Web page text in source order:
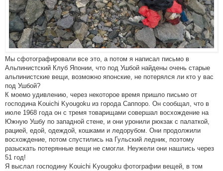
Мы сфотографировали все это, а потом я написал письмо в
Альпинистский Клуб Японии, что под Ушбой найдены очень старые
альпинистские вещи, возможно японские, не потерялся ли кто у вас
под Ушбой?
К моемо удивлению, через некоторое время пришло письмо от
господина Kouichi Kyougoku из города Саппоро. Он сообщал, что в
июле 1968 года он с тремя товарищами совершал восхождение на
Южную Ушбу по западной стене, и они уронили рюкзак с палаткой,
рацией, едой, одеждой, кошками и ледорубом. Они продолжили
восхождение, потом спустились на Гульский ледник, поэтому
разыскать потерянные вещи не смогли. Неужели они нашлись через
51 год!
Я выслал господину Kouichi Kyougoku фотографии вещей, в том